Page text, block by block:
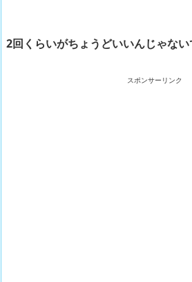
2回くらいがちょうどいいんじゃない
スポンサーリンク